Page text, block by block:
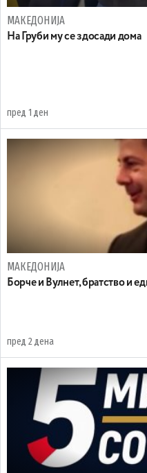
МАКЕДОНИЈА
На Груби му се здосади дома
пред 1 ден
МАКЕДОНИЈА
Борче и Вулнет, братство и
пред 2 дена